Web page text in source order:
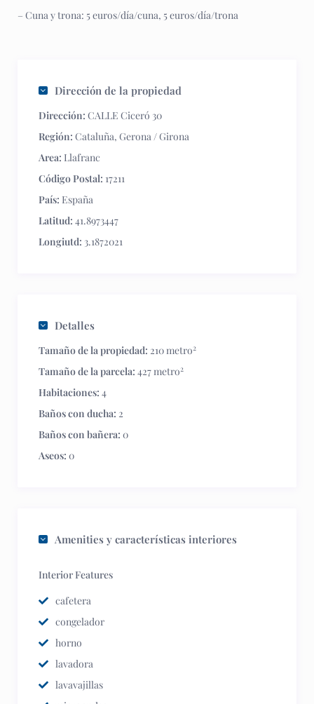
– Cuna y trona: 5 euros/día/cuna, 5 euros/día/trona
Dirección de la propiedad
Dirección: CALLE Ciceró 30
Región: Cataluña, Gerona / Girona
Area: Llafranc
Código Postal: 17211
País: España
Latitud: 41.8973447
Longiutd: 3.1872021
Detalles
Tamaño de la propiedad: 210 metro2
Tamaño de la parcela: 427 metro2
Habitaciones: 4
Baños con ducha: 2
Baños con bañera: 0
Aseos: 0
Amenities y características interiores
Interior Features
cafetera
congelador
horno
lavadora
lavavajillas